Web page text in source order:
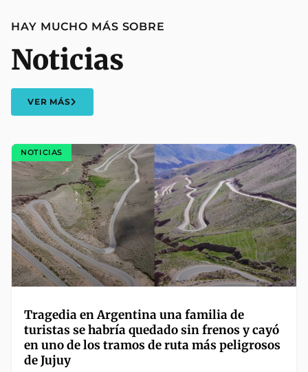
HAY MUCHO MÁS SOBRE
Noticias
VER MÁS
NOTICIAS
Tragedia en Argentina una familia de
turistas se habría quedado sin frenos y cayó
en uno de los tramos de ruta más peligrosos
de Jujuy